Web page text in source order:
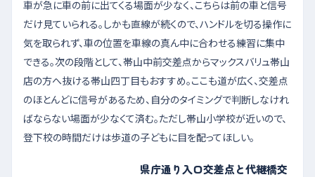
車が急に車の前に出てくる場面が少なく、こちらは前の車と信号
だけ見ていられる。しかも直線が続くので、ハンドルを切る操作に
気を取られず、車の位置を車線の真ん中に合わせる練習に集中
できる。次の段階として、帯山中前交差点からマックスバリュ帯山
店の方へ抜ける帯山四丁目もおすすめ。ここも道が広く、交差点
のほとんどに信号があるため、自分のタイミングで判断しなけれ
ばならない場面が少なくて済む。ただし帯山小学校が近いので、
登下校の時間だけは歩道の子どもに目を配ってほしい。
県庁通り入口交差点と代継橋交